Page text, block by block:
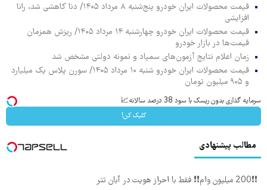
قیمت محصولات ایران خودرو پنج‌شنبه ۸ مرداد ۱۴۰۵/ دنا کاهشی شد، رانا
افزایشی
قیمت محصولات ایران خودرو چهارشنبه ۱۴ مرداد ۱۴۰۵/ ریزش همزمان
قیمت‌ها در بازار خودرو
زمان اعلام نتایج آزمون‌های سمپاد و نمونه دولتی مشخص شد
قیمت محصولات ایران خودرو شنبه ۱۰ مرداد ۱۴۰۵/ سورن پلاس یک میلیارد
و ۹۰۵ میلیون تومان
سرمایه گذاری بدون ریسک با سود 38 درصد سالانه📈
کلیک کن!
مطالب پیشنهادی
❗❗200 میلیون وام❗❗ فقط با احراز هویت در آبان تتر